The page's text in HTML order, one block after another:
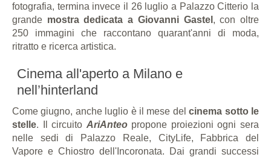
fotografia, termina invece il 26 luglio a Palazzo Citterio la
grande mostra dedicata a Giovanni Gastel , con oltre
250 immagini che raccontano quarant'anni di moda,
ritratto e ricerca artistica.
Cinema all'aperto a Milano e
nell’hinterland
Come giugno, anche luglio è il mese delcinema sotto le
stelle. Il circuito AriAnteopropone proiezioni ogni sera
nelle sedi di Palazzo Reale, CityLife, Fabbrica del
Vapore e Chiostro dell'Incoronata. Dai grandi successi